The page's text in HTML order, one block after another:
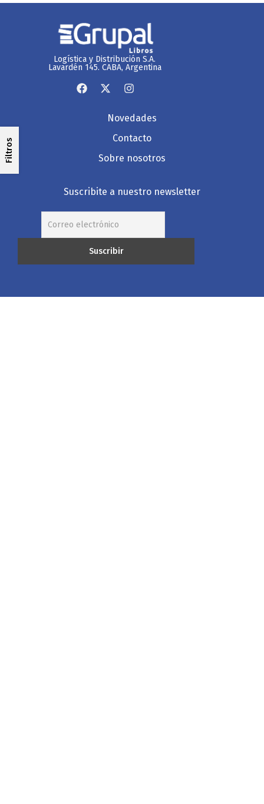
Filtros
Logística y Distribución S.A.
Lavardén 145. CABA, Argentina
Novedades
Contacto
Sobre nosotros
Suscribite a nuestro newsletter